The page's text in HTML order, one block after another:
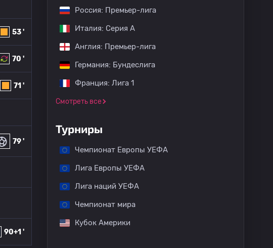
53 '
70 '
71 '
79 '
90+1 '
Россия: Премьер-лига
Италия: Серия А
Англия: Премьер-лига
Германия: Бундеслига
Франция: Лига 1
Смотреть все
Турниры
Чемпионат Европы УЕФА
Лига Европы УЕФА
Лига наций УЕФА
Чемпионат мира
Кубок Америки